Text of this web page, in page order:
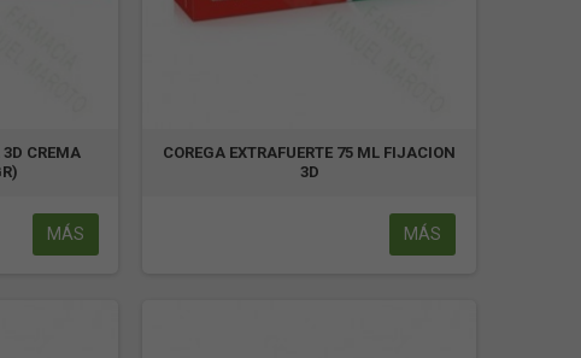
3D CREMA
MÁS
COREGA EXTRAFUERTE 75 ML FIJACION
3D
MÁS